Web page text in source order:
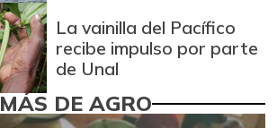
La vainilla del Pacífico
recibe impulso por parte
de Unal
MÁS DE AGRO